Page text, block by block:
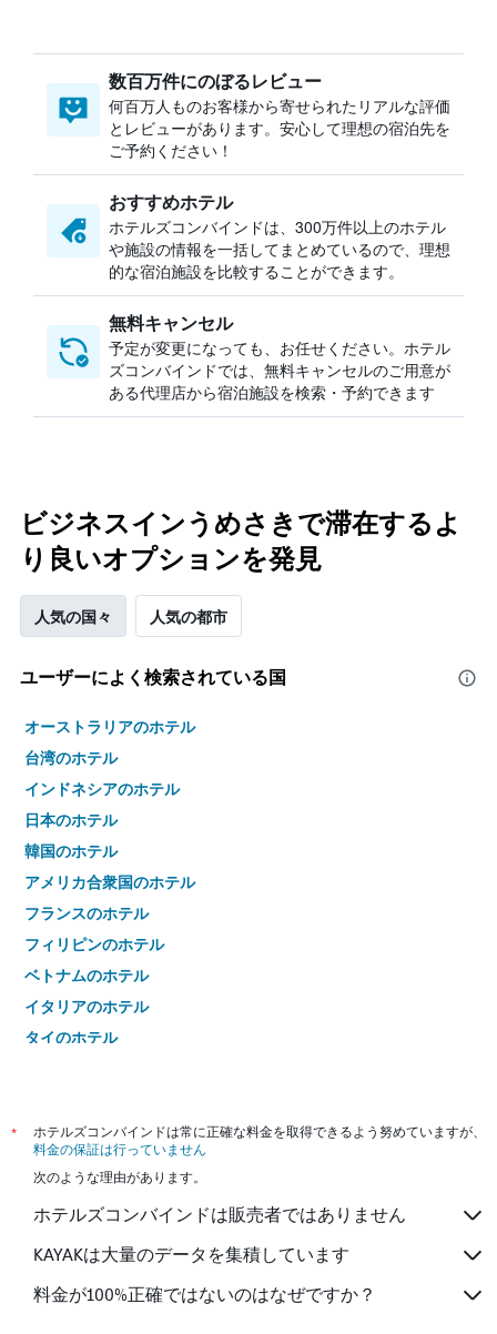
数百万件にのぼるレビュー
何百万人ものお客様から寄せられたリアルな評価
とレビューがあります。安心して理想の宿泊先を
ご予約ください！
おすすめホテル
ホテルズコンバインドは、300万件以上のホテル
や施設の情報を一括してまとめているので、理想
的な宿泊施設を比較することができます。
無料キャンセル
予定が変更になっても、お任せください。ホテル
ズコンバインドでは、無料キャンセルのご用意が
ある代理店から宿泊施設を検索・予約できます
ビジネスインうめさきで滞在するよ
り良いオプションを発見
人気の国々 人気の都市
ユーザーによく検索されている国
オーストラリアのホテル
台湾のホテル
インドネシアのホテル
日本のホテル
韓国のホテル
アメリカ合衆国のホテル
フランスのホテル
フィリピンのホテル
ベトナムのホテル
イタリアのホテル
タイのホテル
*
ホテルズコンバインドは常に正確な料金を取得できるよう努めていますが、
料金の保証は行っていません
次のような理由があります。
ホテルズコンバインドは販売者ではありません
KAYAKは大量のデータを集積しています
料金が100%正確ではないのはなぜですか？